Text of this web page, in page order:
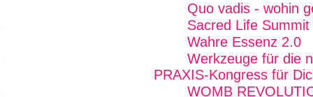
Quo vadis - wohin
Sacred Life Summit
Wahre Essenz 2.0
Werkzeuge für die
PRAXIS-Kongress für
WOMB